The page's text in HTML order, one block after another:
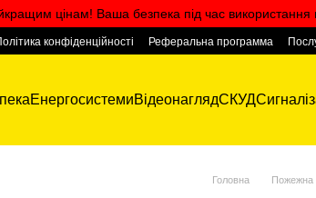
цінам! Ваша безпека під час використання
конфіденційності Реферальна программа
ЕнергосистемиВідеонаглядСКУД
Головна Пожежна